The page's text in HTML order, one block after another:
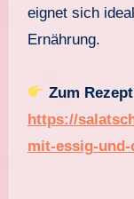
eignet sich
Ernährung.
Zum
https://
mit-essig-und-